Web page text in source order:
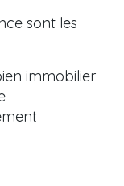
sont les
immobilier